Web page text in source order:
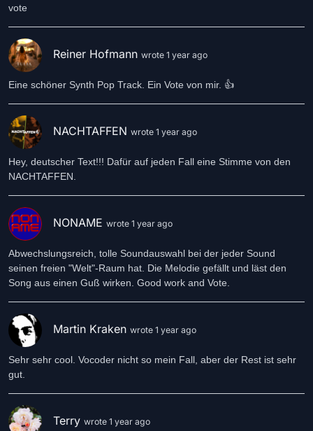
vote
Reiner Hofmann wrote 1 year ago
Eine schöner Synth Pop Track. Ein Vote von mir. 👍
NACHTAFFEN wrote 1 year ago
Hey, deutscher Text!!! Dafür auf jeden Fall eine Stimme von den
NACHTAFFEN.
NONAME wrote 1 year ago
Abwechslungsreich, tolle Soundauswahl bei der jeder Sound
seinen freien "Welt"-Raum hat. Die Melodie gefällt und läst den
Song aus einen Guß wirken. Good work and Vote.
Martin Kraken wrote 1 year ago
Sehr sehr cool. Vocoder nicht so mein Fall, aber der Rest ist sehr
gut.
Terry wrote 1 year ago